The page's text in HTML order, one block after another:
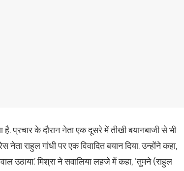
प्रचार के दौरान नेता एक दूसरे में तीखी बयानबाजी से भी
राहुल गांधी पर एक विवादित बयान दिया. उन्होंने कहा,
उठाया.’ मिश्रा ने सवालिया लहजे में कहा, ‘तुमने (राहुल